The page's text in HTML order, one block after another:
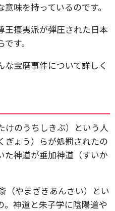
味を持っているのです。
王攘夷派が弾圧された日本
す。
宝暦事件について詳しく
けのうちしきぶ）という人
ぎょう）らが処罰されたの
た神道が垂加神道（すいか
（やまざきあんさい）とい
。神道と朱子学に陰陽道や